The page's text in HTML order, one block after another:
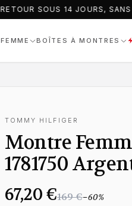
SOUS 14 JOURS, SANS
BOÎTES À MONTRES
TOMMY HILFIGER
Montre
1781750
67,20 €169 €−60%